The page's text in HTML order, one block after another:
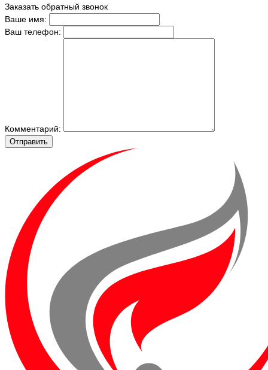
Заказать обратный звонок
Ваше имя:
Ваш телефон:
Комментарий:
Отправить